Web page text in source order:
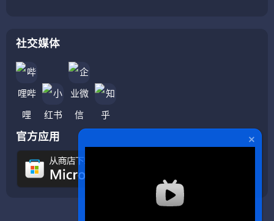
社交媒体
官方应用